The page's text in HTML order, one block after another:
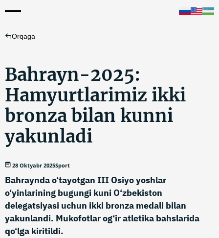
Orqaga
Bahrayn-2025:
Hamyurtlarimiz ikki
bronza bilan kunni
yakunladi
28 Oktyabr 2025Sport
Bahraynda o‘tayotgan III Osiyo yoshlar
o‘yinlarining bugungi kuni O‘zbekiston
delegatsiyasi uchun ikki bronza medali bilan
yakunlandi. Mukofotlar og‘ir atletika bahslarida
qo‘lga kiritildi.